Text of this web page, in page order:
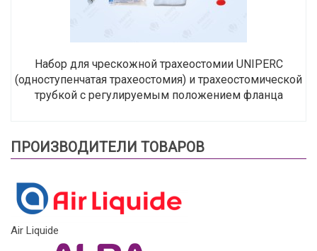
Набор для чрескожной трахеостомии UNIPERC
(одноступенчатая трахеостомия) и трахеостомической
трубкой с регулируемым положением фланца
ПРОИЗВОДИТЕЛИ ТОВАРОВ
Air Liquide